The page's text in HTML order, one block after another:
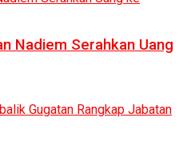
Nadiem Serahkan Uang